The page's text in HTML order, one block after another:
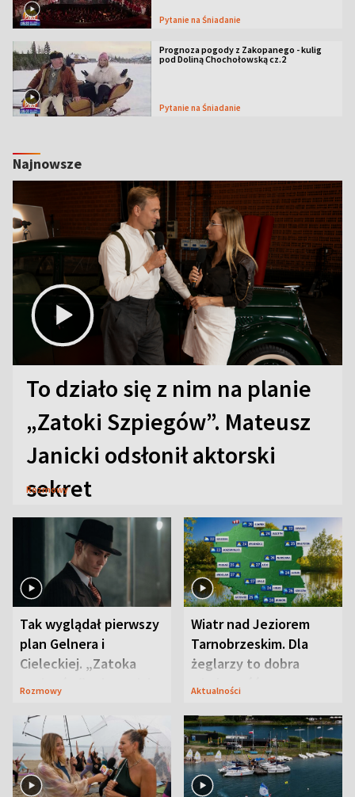
Pytanie na Śniadanie
Prognoza pogody z Zakopanego - kulig
pod Doliną Chochołowską cz.2
Pytanie na Śniadanie
Najnowsze
To działo się z nim na planie
„Zatoki Szpiegów”. Mateusz
Janicki odsłonił aktorski
sekret
Rozmowy
Tak wyglądał pierwszy
plan Gelnera i
Cieleckiej. „Zatoka
szpiegów” od razu ich
Rozmowy
Wiatr nad Jeziorem
Tarnobrzeskim. Dla
żeglarzy to dobra
wiadomość
Aktualności